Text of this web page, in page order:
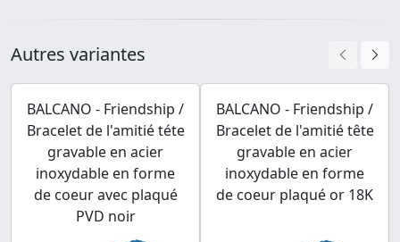
Autres variantes
BALCANO - Friendship /
Bracelet de l'amitié téte
gravable en acier
inoxydable en forme
de coeur avec plaqué
PVD noir
BALCANO - Friendship /
Bracelet de l'amitié tête
gravable en acier
inoxydable en forme
de coeur plaqué or 18K